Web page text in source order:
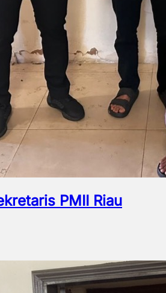
PMII Riau